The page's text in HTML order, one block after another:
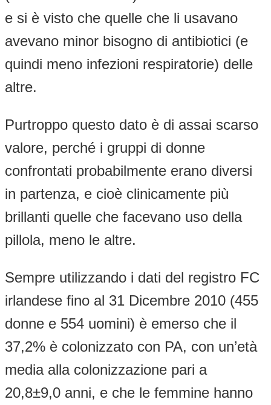
e si è visto che quelle che li usavano
avevano minor bisogno di antibiotici (e
quindi meno infezioni respiratorie) delle
altre.
Purtroppo questo dato è di assai scarso
valore, perché i gruppi di donne
confrontati probabilmente erano diversi
in partenza, e cioè clinicamente più
brillanti quelle che facevano uso della
pillola, meno le altre.
Sempre utilizzando i dati del registro FC
irlandese fino al 31 Dicembre 2010 (455
donne e 554 uomini) è emerso che il
37,2% è colonizzato con PA, con un’età
media alla colonizzazione pari a
20,8±9,0 anni, e che le femmine hanno